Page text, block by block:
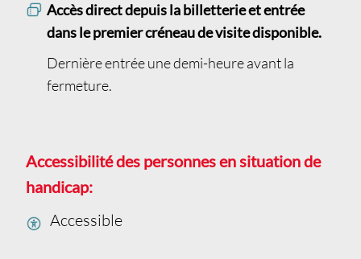
Accès direct depuis la billetterie et entrée
dans le premier créneau de visite disponible.
Dernière entrée une demi-heure avant la
fermeture.
Accessibilité des personnes en situation de
handicap:
Accessible